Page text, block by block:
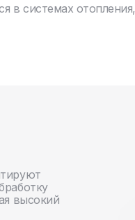
в системах
высокий